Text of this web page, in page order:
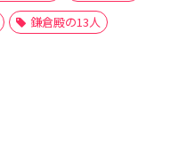
鎌倉殿の13人